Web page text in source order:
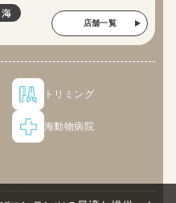
店舗一覧
トリミング
海動物病院